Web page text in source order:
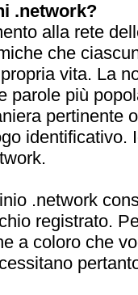
.network?
alla rete
che
vita. La
parole più
pertinente
identificativo.
.network
registrato.
a coloro che